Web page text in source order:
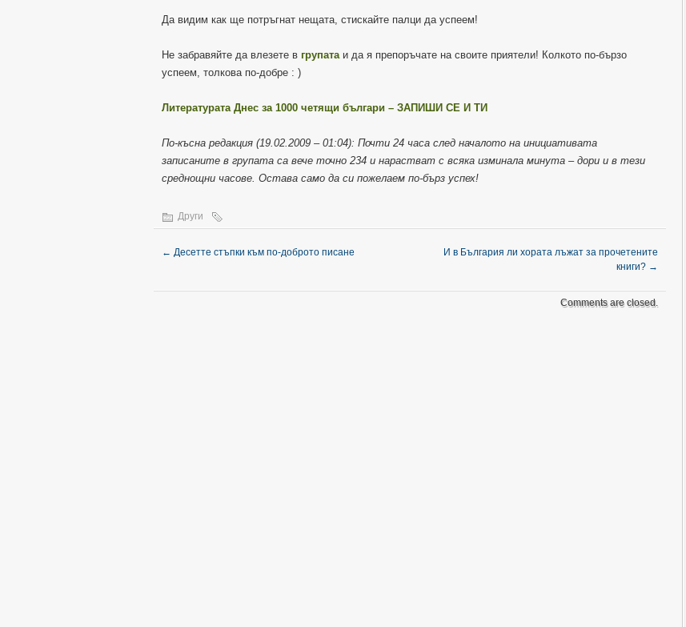
Да видим как ще потръгнат нещата, стискайте палци да успеем!
Не забравяйте да влезете в групатаи да я препоръчате на своите приятели! Колкото по-бързо
успеем, толкова по-добре : )
Литературата Днес за 1000 четящи българи – ЗАПИШИ СЕ И ТИ
По-късна редакция (19.02.2009 – 01:04): Почти 24 часа след началото на инициативата
записаните в групата са вече точно 234 и нарастват с всяка изминала минута – дори и в тези
среднощни часове. Остава само да си пожелаем по-бърз успех!
Други
← Десетте стъпки към по-доброто писане
И в България ли хората лъжат за прочетените
книги? →
Comments are closed.